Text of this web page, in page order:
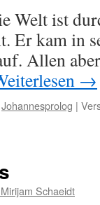
Welt ist
Er kam in
Allen
→
Johannesprolog |
Schaeidt